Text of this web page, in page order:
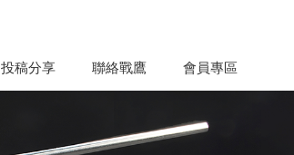
投稿分享 聯絡戰鷹 會員專區